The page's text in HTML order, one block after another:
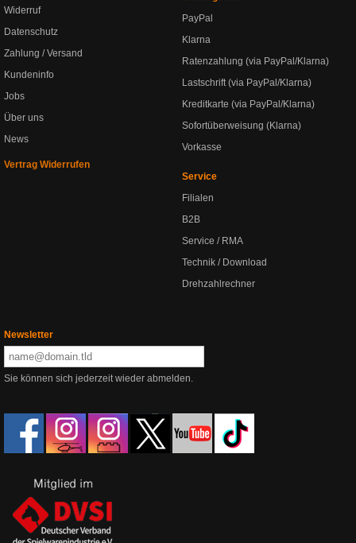
Widerruf
Datenschutz
Zahlung / Versand
Kundeninfo
Jobs
Über uns
News
Vertrag Widerrufen
PayPal
Klarna
Ratenzahlung (via PayPal/Klarna)
Lastschrift (via PayPal/Klarna)
Kreditkarte (via PayPal/Klarna)
Sofortüberweisung (Klarna)
Vorkasse
Service
Filialen
B2B
Service / RMA
Technik / Download
Drehzahlrechner
Newsletter
Sie können sich jederzeit wieder abmelden.